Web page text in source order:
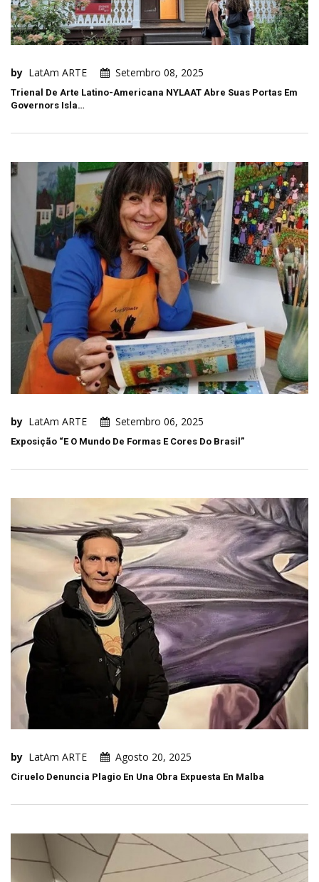
by LatAm ARTE Setembro 08, 2025
Trienal De Arte Latino-Americana NYLAAT Abre Suas Portas Em
Governors Isla…
by LatAm ARTE Setembro 06, 2025
Exposição “E O Mundo De Formas E Cores Do Brasil”
by LatAm ARTE Agosto 20, 2025
Ciruelo Denuncia Plagio En Una Obra Expuesta En Malba